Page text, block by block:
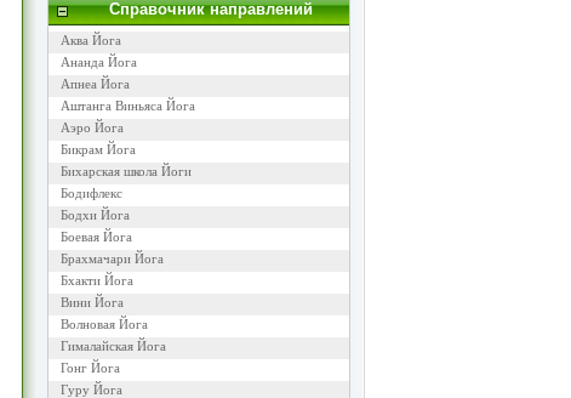
Справочник направлений
Аква Йога
Ананда Йога
Апнеа Йога
Аштанга Виньяса Йога
Аэро Йога
Бикрам Йога
Бихарская школа Йоги
Бодифлекс
Бодхи Йога
Боевая Йога
Брахмачари Йога
Бхакти Йога
Вини Йога
Волновая Йога
Гималайская Йога
Гонг Йога
Гуру Йога